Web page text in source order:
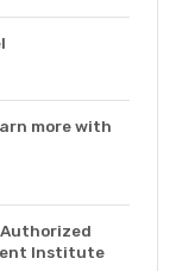
more with
Authorized
Institute